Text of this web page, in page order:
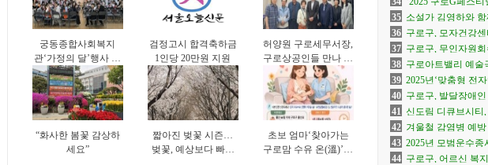
궁동종합사회복지
관‘가정의 달’행사 진
행
검정고시 합격축하금
1인당 20만원 지원
허양원 구로세무서장,
구로상공인들 만나 애
로∙건의사항 청취
“화사한 봄꽃 감상하
세요”
짧아진 벚꽃 시즌…
벚꽃, 예상보다 빠르
초보 엄마‘찾아가는
구로맘 수유 온(溫)’시
35 소설가 김영하와
다
36 구로구, 모자건강
자 모집
37 구로구, 무인자원
영
38 구로아트밸리 예
아·한국 협연 '별들
39 2025년‘맞춤형 전
육’개최
40 구로구, 발달장애
활 속 사고 보상
41 신도림 디큐브시티
합의
42 겨울철 감염병 예
43 2025년 모범운수종
44 구로구, 어르신 복